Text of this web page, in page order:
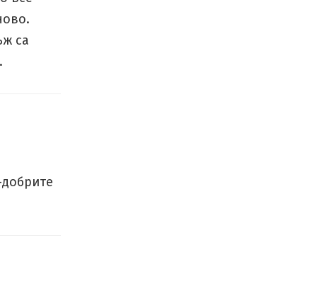
са